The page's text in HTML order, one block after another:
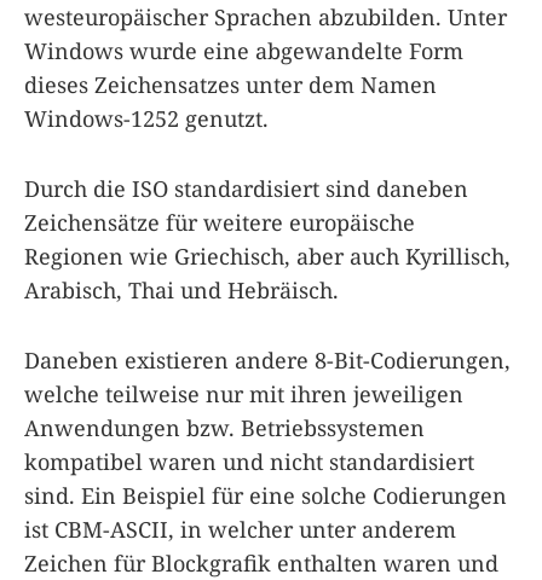
westeuropäischer Sprachen abzubilden. Unter
Windows wurde eine abgewandelte Form
dieses Zeichensatzes unter dem Namen
Windows-1252 genutzt.
Durch die ISO standardisiert sind daneben
Zeichensätze für weitere europäische
Regionen wie Griechisch, aber auch Kyrillisch,
Arabisch, Thai und Hebräisch.
Daneben existieren andere 8-Bit-Codierungen,
welche teilweise nur mit ihren jeweiligen
Anwendungen bzw. Betriebssystemen
kompatibel waren und nicht standardisiert
sind. Ein Beispiel für eine solche Codierungen
ist CBM-ASCII, in welcher unter anderem
Zeichen für Blockgrafik enthalten waren und